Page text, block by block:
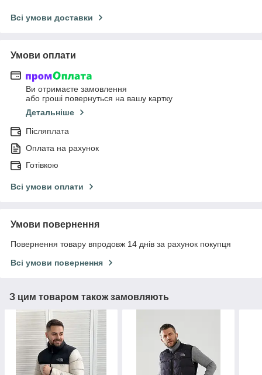
Всі умови доставки
Умови оплати
Ви отримаєте замовлення
або гроші повернуться на вашу картку
Детальніше
Післяплата
Оплата на рахунок
Готівкою
Всі умови оплати
Умови повернення
Повернення товару впродовж 14 днів за рахунок покупця
Всі умови повернення
З цим товаром також замовляють